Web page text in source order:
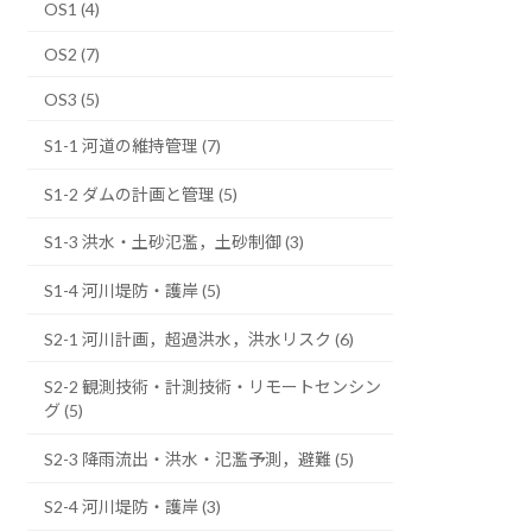
OS1 (4)
OS2 (7)
OS3 (5)
S1-1 河道の維持管理 (7)
S1-2 ダムの計画と管理 (5)
S1-3 洪水・土砂氾濫，土砂制御 (3)
S1-4 河川堤防・護岸 (5)
S2-1 河川計画，超過洪水，洪水リスク (6)
S2-2 観測技術・計測技術・リモートセンシン
グ (5)
S2-3 降雨流出・洪水・氾濫予測，避難 (5)
S2-4 河川堤防・護岸 (3)